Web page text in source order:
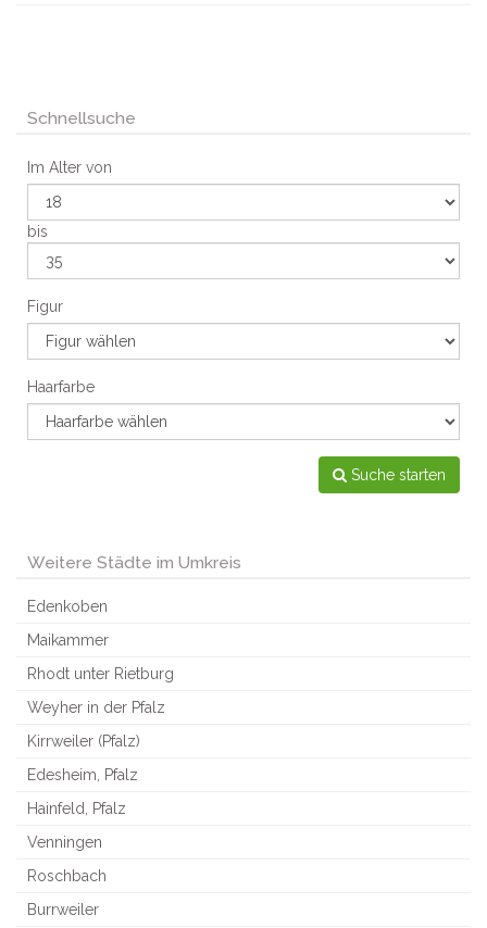
Schnellsuche
Im Alter von
bis
Figur
Haarfarbe
Suche starten
Weitere Städte im Umkreis
Edenkoben
Maikammer
Rhodt unter Rietburg
Weyher in der Pfalz
Kirrweiler (Pfalz)
Edesheim, Pfalz
Hainfeld, Pfalz
Venningen
Roschbach
Burrweiler